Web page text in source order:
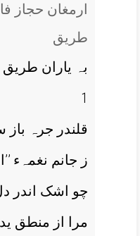
طریق
بہ یاران طریق
1
قلندر جرہ باز
ز جانم نغمہء
چو اشک اندر
مرا از منطق